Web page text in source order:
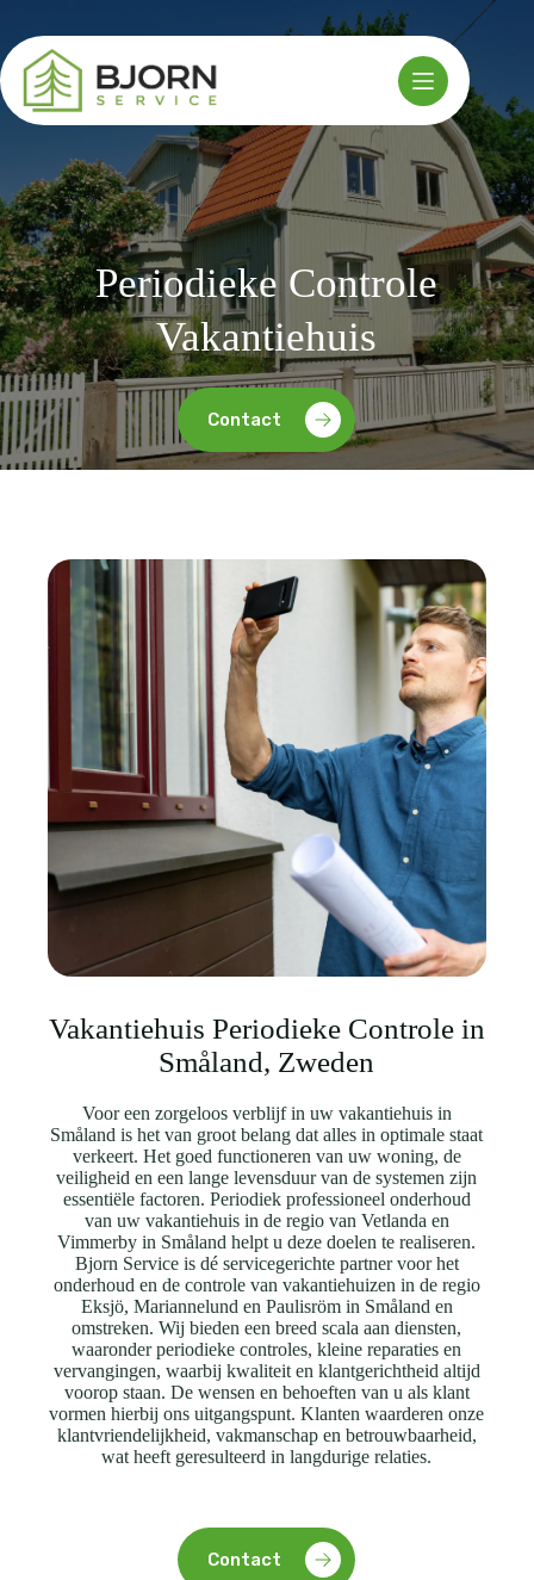
de
inhoud
Periodieke Controle
Vakantiehuis
Contact
Vakantiehuis Periodieke Controle in
Småland, Zweden
Voor een zorgeloos verblijf in uw vakantiehuis in
Småland is het van groot belang dat alles in optimale staat
verkeert. Het goed functioneren van uw woning, de
veiligheid en een lange levensduur van de systemen zijn
essentiële factoren. Periodiek professioneel onderhoud
van uw vakantiehuis in de regio van Vetlanda en
Vimmerby in Småland helpt u deze doelen te realiseren.
Bjorn Service is dé servicegerichte partner voor het
onderhoud en de controle van vakantiehuizen in de regio
Eksjö, Mariannelund en Paulisröm in Småland en
omstreken. Wij bieden een breed scala aan diensten,
waaronder periodieke controles, kleine reparaties en
vervangingen, waarbij kwaliteit en klantgerichtheid altijd
voorop staan. De wensen en behoeften van u als klant
vormen hierbij ons uitgangspunt. Klanten waarderen onze
klantvriendelijkheid, vakmanschap en betrouwbaarheid,
wat heeft geresulteerd in langdurige relaties.
Contact